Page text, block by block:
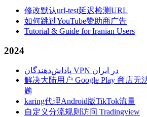
修改默认url-test延迟检测URL
如何跳过YouTube赞助商广告
Tutorial & Guide for Iranian Users
2024
پاداش‌دهندگان VPN در ایران
解决大陆用户 Google Play 商店无
题
karing代理Android版TikTok流量
自定义分流规则访问 Tradingview